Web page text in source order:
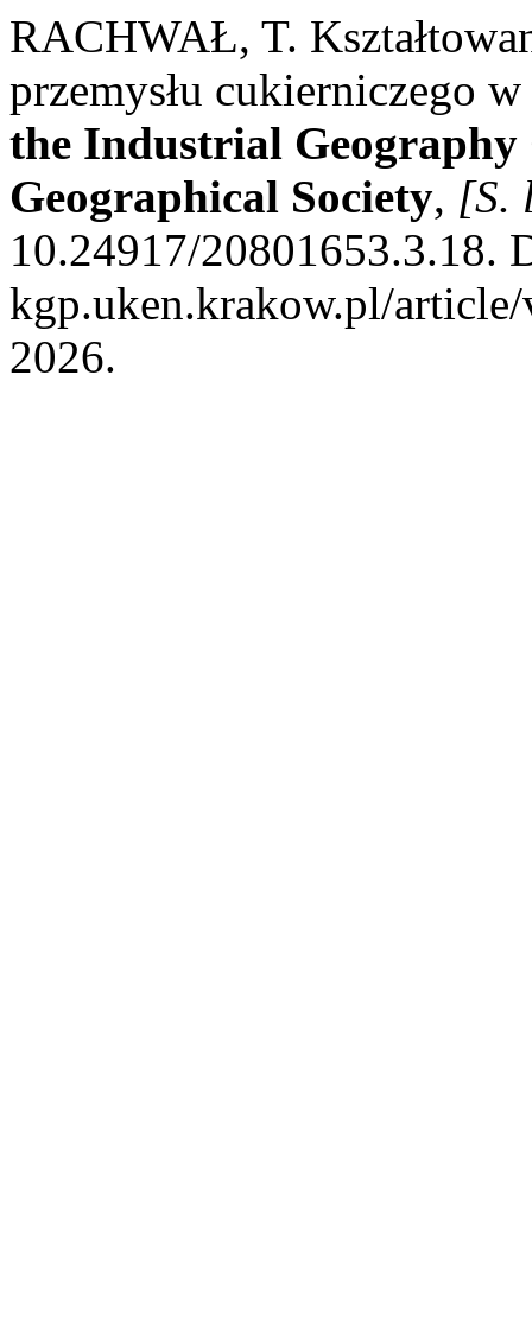
RACHWAŁ, T.
przemysłu cukierniczego
the Industrial Geography
Geographical Society, [S.
10.24917/20801653.3.18.
kgp.uken.krakow.pl/
2026.